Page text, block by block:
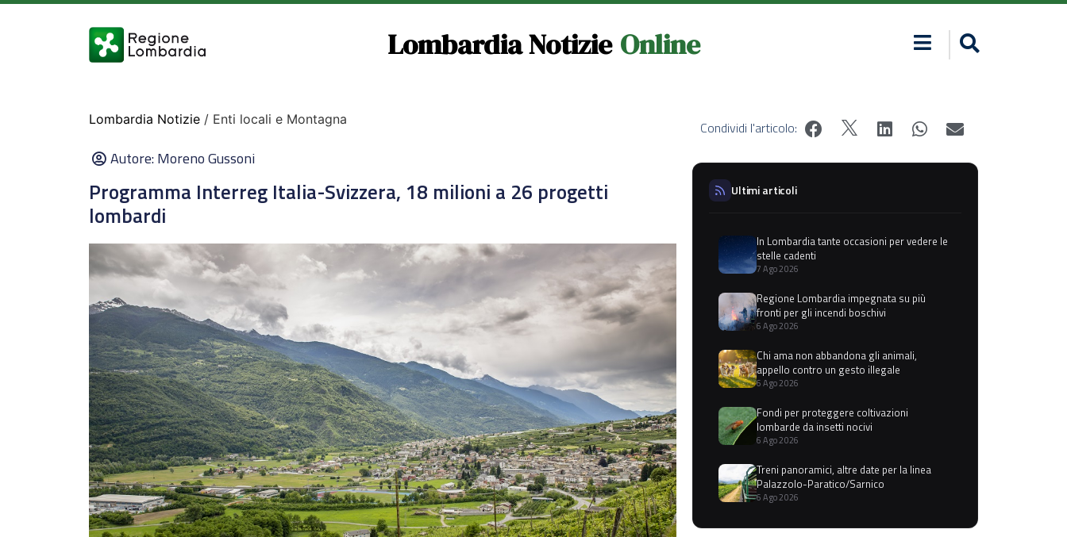
Lombardia Notizie Online
Lombardia Notizie / Enti locali e Montagna
Autore:Moreno Gussoni
Programma Interreg Italia-Svizzera, 18 milioni a 26 progetti
lombardi
Condividi l'articolo:
Ultimi articoli
In Lombardia tante occasioni per vedere le
stelle cadenti
7 Ago 2026
Regione Lombardia impegnata su più
fronti per gli incendi boschivi
6 Ago 2026
Chi ama non abbandona gli animali,
appello contro un gesto illegale
6 Ago 2026
Fondi per proteggere coltivazioni
lombarde da insetti nocivi
6 Ago 2026
Treni panoramici, altre date per la linea
Palazzolo-Paratico/Sarnico
6 Ago 2026